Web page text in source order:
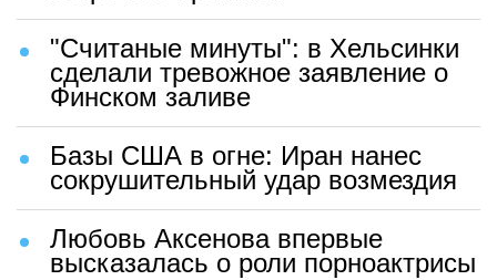
"Считаные минуты": в Хельсинки
сделали тревожное заявление о
Финском заливе
Базы США в огне: Иран нанес
сокрушительный удар возмездия
Любовь Аксенова впервые
высказалась о роли порноактрисы